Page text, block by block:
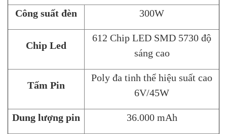
Công suất đèn 300W
Chip Led
612 Chip LED SMD 5730 độ
sáng cao
Tấm Pin
Poly đa tinh thể hiệu suất cao
6V/45W
Dung lượng pin 36.000 mAh